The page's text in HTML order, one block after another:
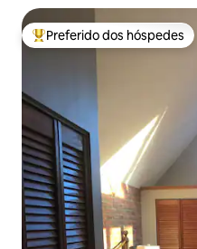
Entre os melhores
Preferido dos hóspedes